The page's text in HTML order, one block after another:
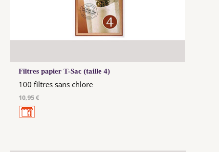
Filtres papier T-Sac (taille 4)
100 filtres sans chlore
10,95 €